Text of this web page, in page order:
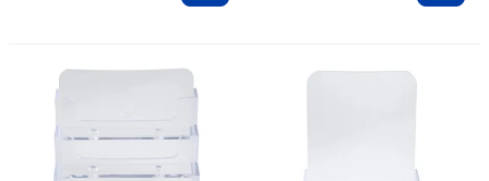
Prix 4,99€ HT Prix 4,50€ HT